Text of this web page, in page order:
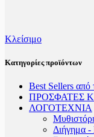
Κλείσιμο
Κατηγορίες προϊόντων
Best Sellers από
ΠΡΟΣΦΑΤΕΣ
ΛΟΓΟΤΕΧΝΙΑ
Διήγημα